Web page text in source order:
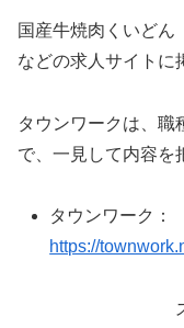
国産牛焼肉くいど
などの求人サイトに
タウンワークは、職
で、一見して内容を
タウンワーク：
https://